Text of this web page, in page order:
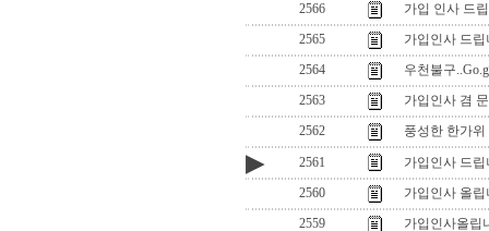
2566
가입 인사 드
2565
가입인사 드립
2564
우천불구
2563
가입인사 겸
2562
풍성한 한가위
▶ 2561
가입인사 드립
2560
가입인사 올
2559
가입인사올립